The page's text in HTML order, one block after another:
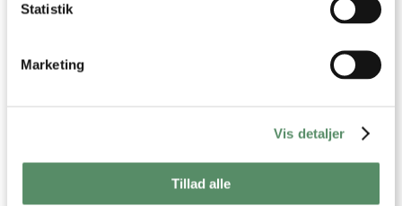
Statistik
Marketing
Vis detaljer
Tillad alle